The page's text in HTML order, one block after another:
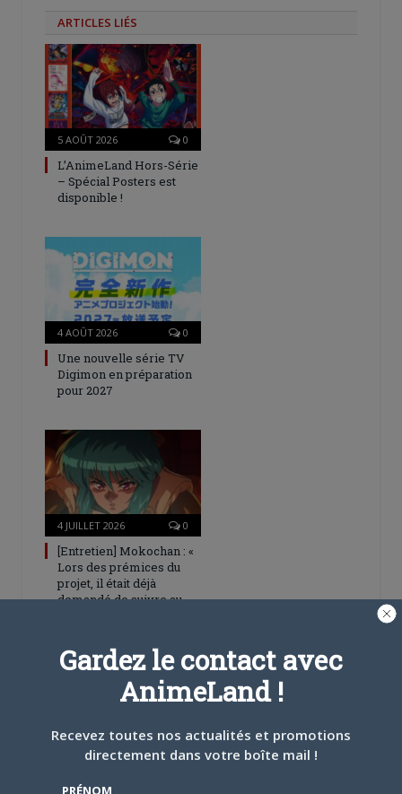
ARTICLES LIÉS
5 AOÛT 2026 0
L’AnimeLand Hors-Série
– Spécial Posters est
disponible !
4 AOÛT 2026 0
Une nouvelle série TV
Digimon en préparation
pour 2027
4 JUILLET 2026 0
[Entretien] Mokochan : «
Lors des prémices du
projet, il était déjà
demandé de suivre au
5 COMMENTAIRES
Pour l’anniversaire de Macross, ils veulent
nous refaire le coup de delta ? Oh… Macross
Gardez le contact avec
AnimeLand !
Recevez toutes nos actualités et promotions
directement dans votre boîte mail !
PRÉNOM